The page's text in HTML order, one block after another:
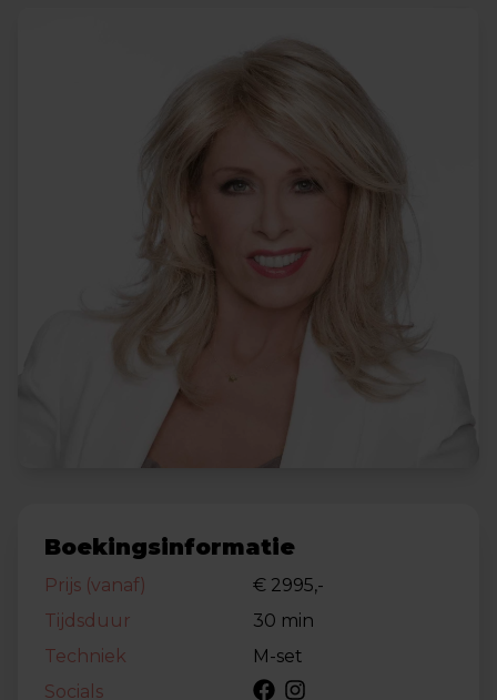
Boekingsinformatie
Prijs (vanaf)
€ 2995,-
Tijdsduur
30 min
Techniek
M-set
Socials